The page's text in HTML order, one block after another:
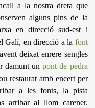
a la nostra dreta que
alguns pins de la
en direcció sud-est i
Galí, en direcció a la font
deixat enrere sengles
damunt unpont de pedra
restaurat amb encert per
a les fonts, la pista
arribar al llom carener.